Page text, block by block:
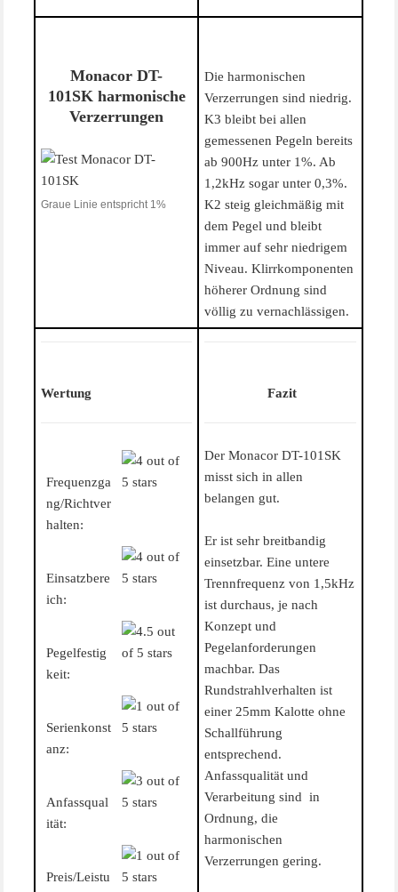
Monacor DT-
101SK harmonische
Verzerrungen
Graue Linie entspricht 1%
Die harmonischen
Verzerrungen sind niedrig.
K3 bleibt bei allen
gemessenen Pegeln bereits
ab 900Hz unter 1%. Ab
1,2kHz sogar unter 0,3%.
K2 steig gleichmäßig mit
dem Pegel und bleibt
immer auf sehr niedrigem
Niveau. Klirrkomponenten
höherer Ordnung sind
völlig zu vernachlässigen.
Wertung
Frequenzga
ng/Richtver
halten:
Einsatzbere
ich:
Pegelfestig
keit:
Serienkonst
anz:
Anfassqual
ität:
Preis/Leistu
Fazit
Der Monacor DT-101SK
misst sich in allen
belangen gut.
Er ist sehr breitbandig
einsetzbar. Eine untere
Trennfrequenz von 1,5kHz
ist durchaus, je nach
Konzept und
Pegelanforderungen
machbar. Das
Rundstrahlverhalten ist
einer 25mm Kalotte ohne
Schallführung
entsprechend.
Anfassqualität und
Verarbeitung sind in
Ordnung, die
harmonischen
Verzerrungen gering.